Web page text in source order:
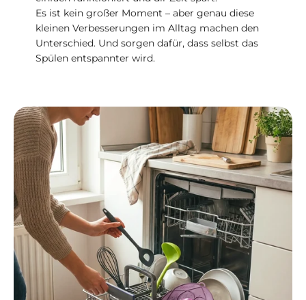
Es ist kein großer Moment – aber genau diese
kleinen Verbesserungen im Alltag machen den
Unterschied. Und sorgen dafür, dass selbst das
Spülen entspannter wird.